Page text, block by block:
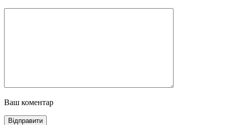
Ваш коментар
Відправити